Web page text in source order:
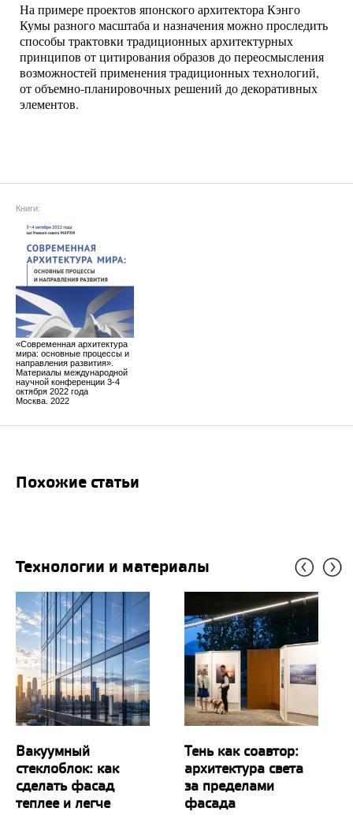
На примере проектов японского архитектора Кэнго
Кумы разного масштаба и назначения можно проследить
способы трактовки традиционных архитектурных
принципов от цитирования образов до переосмысления
возможностей применения традиционных технологий,
от объемно-планировочных решений до декоративных
элементов.
Книги:
«Современная архитектура
мира: основные процессы и
направления развития».
Материалы международной
научной конференции 3-4
октября 2022 года
Москва. 2022
Похожие статьи
Технологии и материалы
Вакуумный
стеклоблок: как
сделать фасад
теплее и легче
Тень как соавтор:
архитектура света
за пределами
фасада